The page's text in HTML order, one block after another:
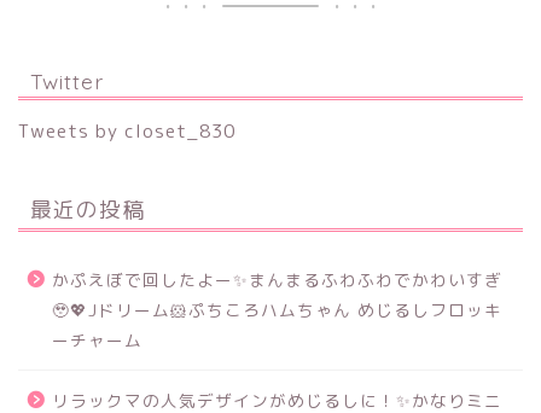
Twitter
Tweets by closet_830
最近の投稿
かぷえぼで回したよー✨まんまるふわふわでかわいすぎ
🥹💖Jドリーム🐹ぷちころハムちゃん めじるしフロッキ
ーチャーム
リラックマの人気デザインがめじるしに！✨かなりミニ